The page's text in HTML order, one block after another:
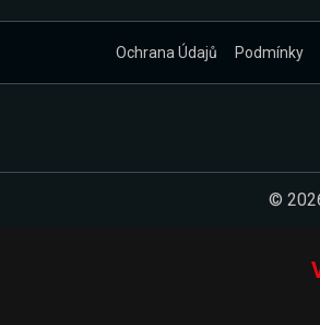
Ochrana Údajů Podmínky
©